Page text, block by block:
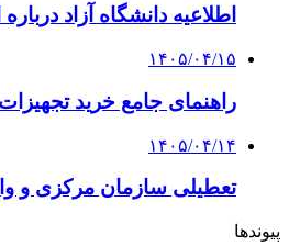
اطلاعیه دانشگاه آزاد
۱۴۰۵/۰۴/۱۵
راهنمای جامع خرید تجهیزات
۱۴۰۵/۰۴/۱۴
تعطیلی سازمان مرکزی و
پیوندها